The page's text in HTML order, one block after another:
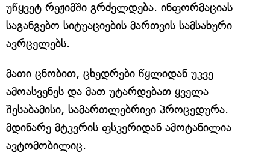
უწყვეტ რეჟიმში გრძელდება. ინფორმაციას
საგანგებო სიტუაციების მართვის სამსახური
ავრცელებს.
მათი ცნობით, ცხედრები წყლიდან უკვე
ამოასვენეს და მათ უტარდებათ ყველა
შესაბამისი, სამართლებრივი პროცედურა.
მდინარე მტკვრის ფსკერიდან ამოტანილია
ავტომობილიც.